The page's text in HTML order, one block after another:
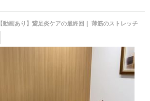
【動画あり】鵞足炎ケアの最終回｜ 薄筋のストレッチ